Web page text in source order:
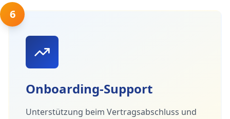
6
Onboarding-Support
Unterstützung beim Vertragsabschluss und